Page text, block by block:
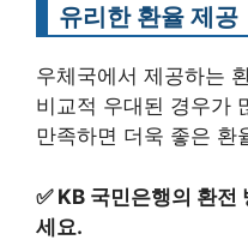
유리한 환율 제공
우체국에서 제공하는
비교적 우대된 경우가
만족하면 더욱 좋은 환
✅ KB 국민은행의 환전
세요.